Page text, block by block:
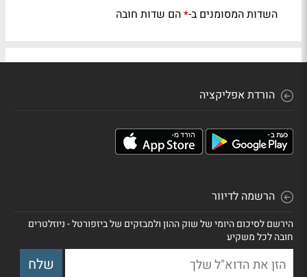
השדות המסומנים ב-*הם שדות חובה
הורדת אפליקציה
הרשמה לדיוור
הירשם לסיכום היומי של שוק ההון ולמבזקים של ביזפורטל - ניוזלטרים
חובה לכל משקיע